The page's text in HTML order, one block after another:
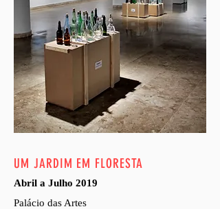
UM JARDIM EM FLORESTA
Abril a Julho 2019
Palácio das Artes